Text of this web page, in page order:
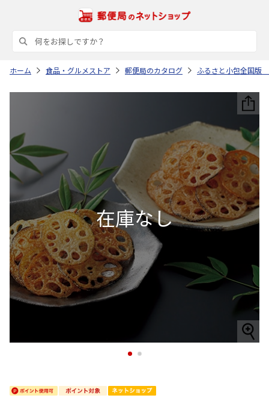
ホーム 食品・グルメストア 郵便局のカタログ ふるさと小包全国版
1 2